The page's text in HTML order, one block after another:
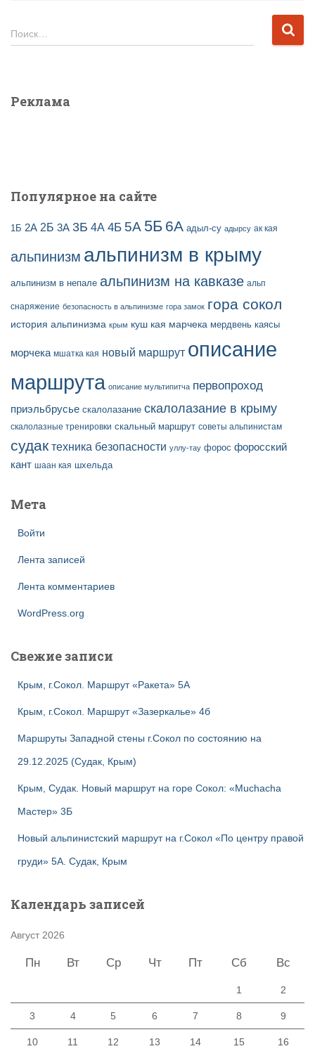
в
п
Н
а
:
Поиск…
Реклама
Популярное на сайте
1Б 2А 2Б 3А 3Б 4А 4Б 5А 5Б 6А адыл-су адырсу ак кая
альпинизм альпинизм в крыму
альпинизм в непале альпинизм на кавказе альп
снаряжение безопасность в альпинизме гора замок гора сокол
история альпинизма крым куш кая марчека мердвень каясы
морчека мшатка кая новый маршрут описание
маршрута описание мультипитча первопроход
приэльбрусье скалолазание скалолазание в крыму
скалолазные тренировки скальный маршрут советы альпинистам
судак техника безопасности уллу-тау форос форосский
кант шаан кая шхельда
Мета
Войти
Лента записей
Лента комментариев
WordPress.org
Свежие записи
Крым, г.Сокол. Маршрут «Ракета» 5А
Крым, г.Сокол. Маршрут «Зазеркалье» 4б
Маршруты Западной стены г.Сокол по состоянию на
29.12.2025 (Судак, Крым)
Крым, Судак. Новый маршрут на горе Сокол: «Muchacha
Мастер» 3Б
Новый альпинистский маршрут на г.Сокол «По центру правой
груди» 5А. Судак, Крым
Календарь записей
Август 2026
Пн Вт Ср Чт Пт Сб Вс
1 2
3 4 5 6 7 8 9
10 11 12 13 14 15 16